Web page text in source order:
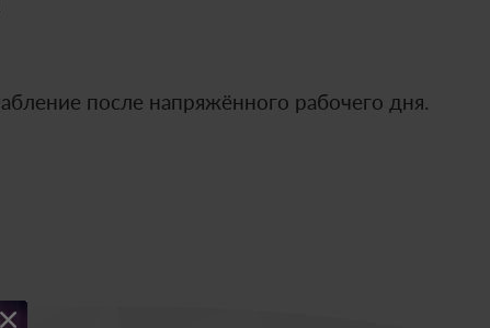
после напряжённого рабочего дня.